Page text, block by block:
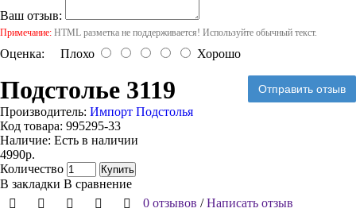
Ваш отзыв:
Примечание: HTML разметка не поддерживается! Используйте обычный текст.
Оценка: Плохо Хорошо
Отправить отзыв
Подстолье 3119
Производитель: Импорт Подстолья
Код товара: 995295-33
Наличие: Есть в наличии
4990р.
Количество
Купить
В закладки В сравнение
0 отзывов /Написать отзыв